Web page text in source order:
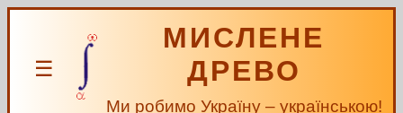
☰
МИСЛЕНЕ
ДРЕВО
Ми робимо Україну – українською!